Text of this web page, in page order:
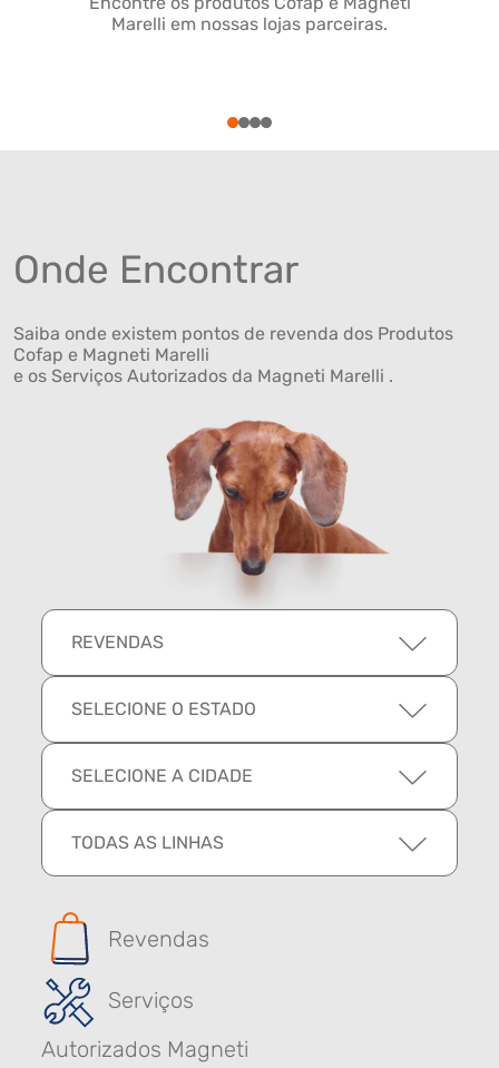
Marelli em nossas lojas parceiras.
1234
Onde Encontrar
Saiba onde existem pontos de revenda dos Produtos
Cofap e Magneti Marelli
e os Serviços Autorizados da Magneti Marelli .
REVENDAS
SELECIONE O ESTADO
SELECIONE A CIDADE
TODAS AS LINHAS
Revendas
Serviços
Autorizados Magneti